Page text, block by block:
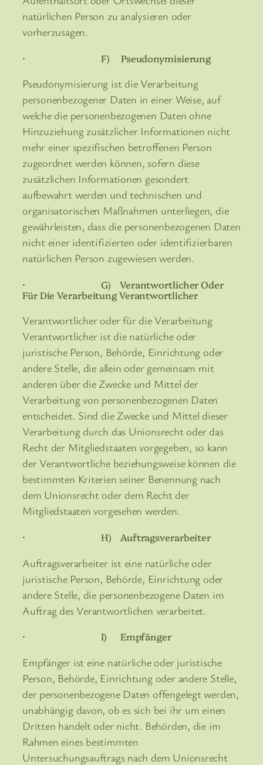
natürlichen Person zu analysieren oder
vorherzusagen.
· F) Pseudonymisierung
Pseudonymisierung ist die Verarbeitung
personenbezogener Daten in einer Weise, auf
welche die personenbezogenen Daten ohne
Hinzuziehung zusätzlicher Informationen nicht
mehr einer spezifischen betroffenen Person
zugeordnet werden können, sofern diese
zusätzlichen Informationen gesondert
aufbewahrt werden und technischen und
organisatorischen Maßnahmen unterliegen, die
gewährleisten, dass die personenbezogenen Daten
nicht einer identifizierten oder identifizierbaren
natürlichen Person zugewiesen werden.
· G) Verantwortlicher Oder
Für Die Verarbeitung Verantwortlicher
Verantwortlicher oder für die Verarbeitung
Verantwortlicher ist die natürliche oder
juristische Person, Behörde, Einrichtung oder
andere Stelle, die allein oder gemeinsam mit
anderen über die Zwecke und Mittel der
Verarbeitung von personenbezogenen Daten
entscheidet. Sind die Zwecke und Mittel dieser
Verarbeitung durch das Unionsrecht oder das
Recht der Mitgliedstaaten vorgegeben, so kann
der Verantwortliche beziehungsweise können die
bestimmten Kriterien seiner Benennung nach
dem Unionsrecht oder dem Recht der
Mitgliedstaaten vorgesehen werden.
· H) Auftragsverarbeiter
Auftragsverarbeiter ist eine natürliche oder
juristische Person, Behörde, Einrichtung oder
andere Stelle, die personenbezogene Daten im
Auftrag des Verantwortlichen verarbeitet.
· I) Empfänger
Empfänger ist eine natürliche oder juristische
Person, Behörde, Einrichtung oder andere Stelle,
der personenbezogene Daten offengelegt werden,
unabhängig davon, ob es sich bei ihr um einen
Dritten handelt oder nicht. Behörden, die im
Rahmen eines bestimmten
Untersuchungsauftrags nach dem Unionsrecht